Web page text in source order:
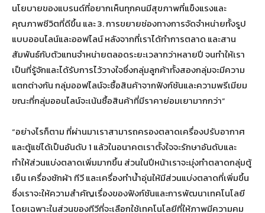
นโยบายของแบรนด์ที่อยากเห็นทุกคนมีสุขภาพที่แข็งแรงและ
คุณภาพชีวิตที่ดีขึ้น และ 3. การขยายช่องทางการจัดจำหน่ายทั้งรูป
แบบออนไลน์และออฟไลน์ หลังจากที่เราได้ทำการตลาด และสาน
สัมพันธ์กับตัวแทนจำหน่ายตลอดระยะเวลากว่าหลายปี จนทำให้เรา
เป็นที่รู้จักและได้รับการไว้วางใจซึ่งกลุ่มลูกค้าทั้งสองกลุ่มจะมีความ
แตกต่างกัน กลุ่มออฟไลน์จะซื้อสินค้าจากฟังก์ชันและความพรีเมียม
ขณะที่กลุ่มออนไลน์จะเน้นซื้อสินค้าที่มีราคาย่อมเยามากกว่า”
“อย่างไรก็ตาม ที่ผ่านมาเราสามารถครองตลาดเครื่องปรับอากาศ
และตู้แช่ได้เป็นอันดับ 1 แล้วในอนาคตเราตั้งใจจะรักษาอันดับและ
ทำให้ส่วนแบ่งตลาดเพิ่มมากขึ้น ส่วนในปีหน้าเราจะมุ่งทำตลาดกลุ่มตู้
เย็น เครื่องซักผ้า ทีวี และเครื่องทำน้ำอุ่นให้มีส่วนแบ่งตลาดที่เพิ่มขึ้น
ซึ่งเราจะให้ความสำคัญเรื่องของฟังก์ชันและการพัฒนาเทคโนโลยี
โดยเฉพาะในส่วนของทีวีที่จะเลือกใช้เทคโนโลยีที่ให้ภาพมีความคม